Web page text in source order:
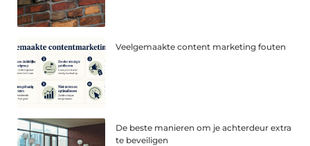
Veelgemaakte content marketing fouten
De beste manieren om je achterdeur extra
te beveiligen